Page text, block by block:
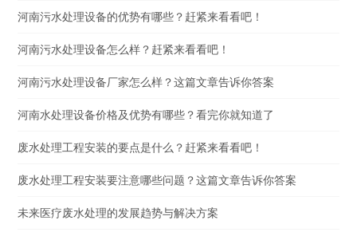
河南污水处理设备的优势有哪些？赶紧来看看吧！
河南污水处理设备怎么样？赶紧来看看吧！
河南污水处理设备厂家怎么样？这篇文章告诉你答案
河南水处理设备价格及优势有哪些？看完你就知道了
废水处理工程安装的要点是什么？赶紧来看看吧！
废水处理工程安装要注意哪些问题？这篇文章告诉你答案
未来医疗废水处理的发展趋势与解决方案